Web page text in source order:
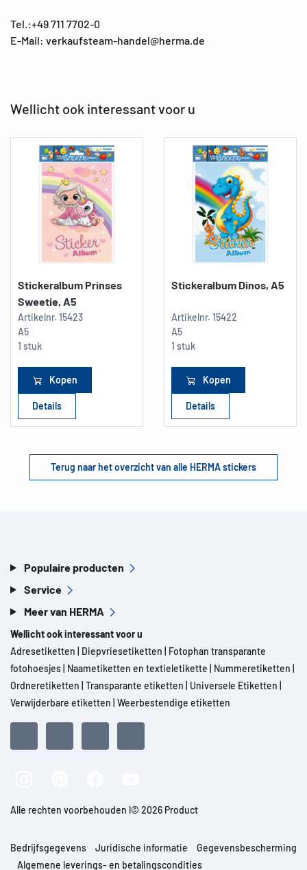
Tel.:+49 711 7702-0
E-Mail: verkaufsteam-handel@herma.de
Wellicht ook interessant voor u
Stickeralbum Prinses
Sweetie, A5
Artikelnr. 15423
A5
1 stuk
Kopen
Details
Stickeralbum Dinos, A5
Artikelnr. 15422
A5
1 stuk
Kopen
Details
Terug naar het overzicht van alle HERMA stickers
Populaire producten
Service
Meer van HERMA
Wellicht ook interessant voor u
Adresetiketten
Diepvriesetiketten
Fotophan transparante
fotohoesjes Naametiketten en textieletikette Nummeretiketten
Ordneretiketten Transparante etiketten Universele Etiketten
Verwijderbare etiketten Weerbestendige etiketten
Alle rechten voorbehouden l© 2026 Product
Bedrijfsgegevens Juridische informatie
Gegevensbescherming
Algemene leverings- en betalingscondities